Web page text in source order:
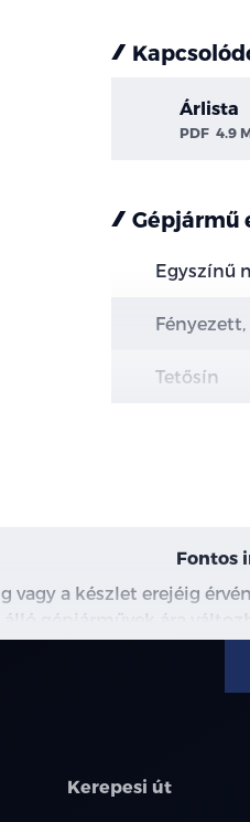
Árlista
PDF 4.9
Gépjármű
Egyszínű
Tetősín
Alsó
20"
Független
Fontos
vagy a készlet erejéig
gépjárművek ára
részleteiről, kérjük,
Kerepesi út